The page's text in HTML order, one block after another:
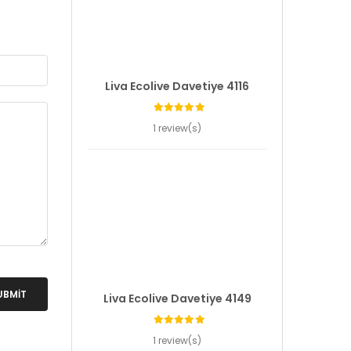
Liva Ecolive Davetiye 4116
1 review(s)
Liva Ecolive Davetiye 4149
1 review(s)